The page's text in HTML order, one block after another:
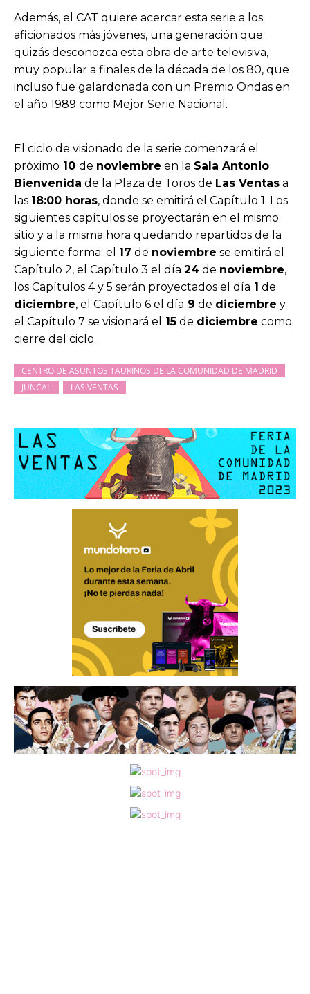
Además, el CAT quiere acercar esta serie a los
aficionados más jóvenes, una generación que
quizás desconozca esta obra de arte televisiva,
muy popular a finales de la década de los 80, que
incluso fue galardonada con un Premio Ondas en
el año 1989 como Mejor Serie Nacional.
El ciclo de visionado de la serie comenzará el
próximo 10 de noviembre en la Sala Antonio
Bienvenida de la Plaza de Toros de Las Ventas a
las 18:00 horas, donde se emitirá el Capítulo 1. Los
siguientes capítulos se proyectarán en el mismo
sitio y a la misma hora quedando repartidos de la
siguiente forma: el 17 de noviembre se emitirá el
Capítulo 2, el Capítulo 3 el día 24 de noviembre,
los Capítulos 4 y 5 serán proyectados el día 1 de
diciembre, el Capítulo 6 el día 9 de diciembre y
el Capítulo 7 se visionará el
15 de diciembre como
cierre del ciclo.
CENTRO DE ASUNTOS TAURINOS DE LA COMUNIDAD DE MADRID
JUNCAL
LAS VENTAS